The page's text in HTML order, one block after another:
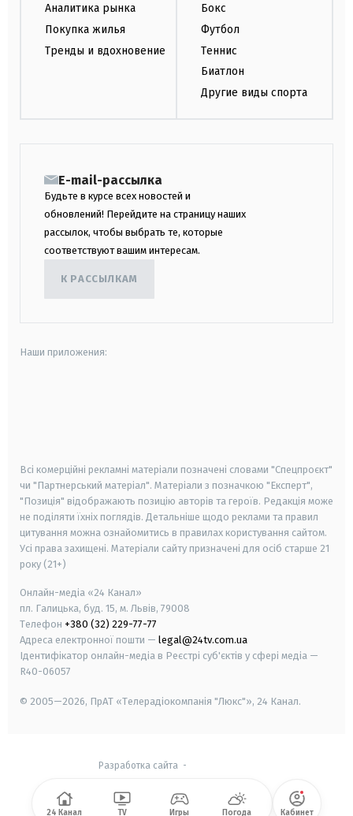
Аналитика рынка
Покупка жилья
Тренды и вдохновение
Бокс
Футбол
Теннис
Биатлон
Другие виды спорта
E-mail-рассылка
Будьте в курсе всех новостей и
обновлений! Перейдите на страницу наших
рассылок, чтобы выбрать те, которые
соответствуют вашим интересам.
К РАССЫЛКАМ
Наши приложения:
Всі комерційні рекламні матеріали позначені словами "Спецпроєкт"
чи "Партнерський матеріал". Матеріали з позначкою "Експерт",
"Позиція" відображають позицію авторів та героїв. Редакція може
не поділяти їхніх поглядів. Детальніше щодо реклами та правил
цитування можна ознайомитись в правилах користування сайтом.
Усі права захищені. Матеріали сайту призначені для осіб старше 21
року (21+)
Онлайн-медіа «24 Канал»
пл. Галицька, буд. 15, м. Львів, 79008
Телефон +380 (32) 229-77-77
Адреса електронної пошти — legal@24tv.com.ua
Ідентифікатор онлайн-медіа в Реєстрі суб'єктів у сфері медіа —
R40-06057
© 2005—2026, ПрАТ «Телерадіокомпанія "Люкс"», 24 Канал.
Разработка сайта -
24 Канал TV Игры Погода Кабинет